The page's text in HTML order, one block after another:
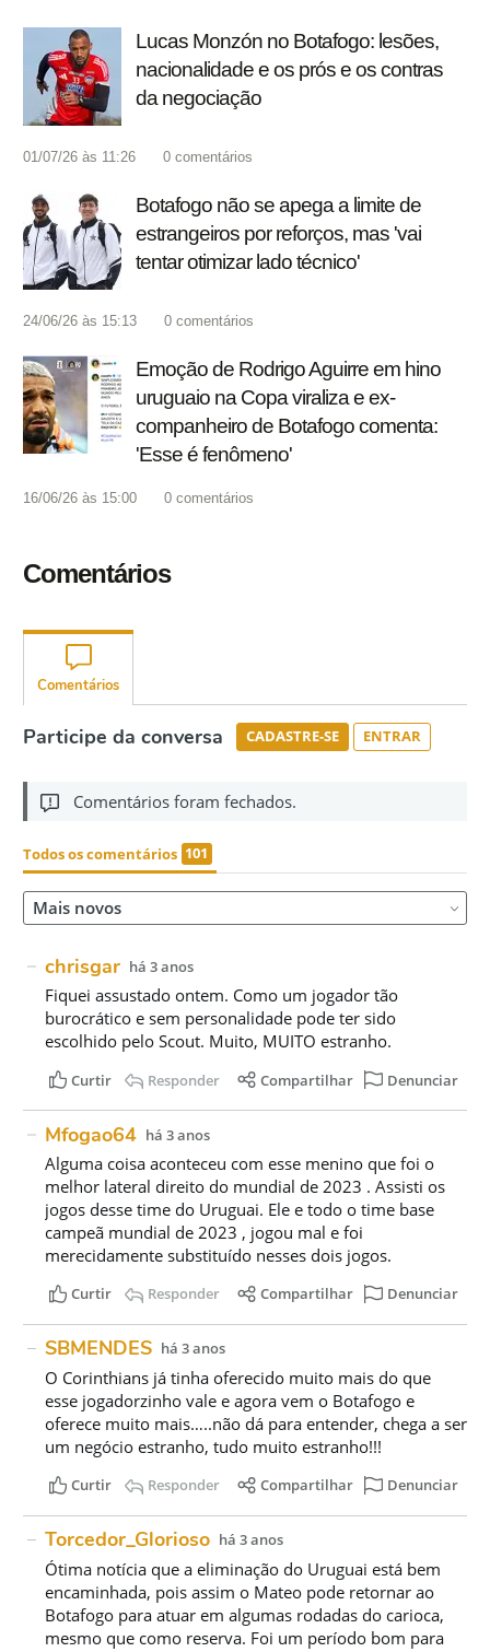
Lucas Monzón no Botafogo: lesões,
nacionalidade e os prós e os contras
da negociação
01/07/26 às 11:26 0 comentários
Botafogo não se apega a limite de
estrangeiros por reforços, mas 'vai
tentar otimizar lado técnico'
24/06/26 às 15:13 0 comentários
Emoção de Rodrigo Aguirre em hino
uruguaio na Copa viraliza e ex-
companheiro de Botafogo comenta:
'Esse é fenômeno'
16/06/26 às 15:00 0 comentários
Comentários